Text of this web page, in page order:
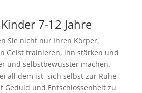
7-12 Jahre
Sie nicht nur Ihren Körper,
Geist trainieren, ihn stärken und
und selbstbewusster machen.
all dem ist, sich selbst zur Ruhe
Geduld und Entschlossenheit zu